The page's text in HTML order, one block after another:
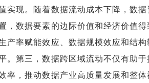
实现。随着数据流动成本下降，数
，数据要素的边际价值和经济价值
产率赋能效应、数据规模效应和结
。第三，数据跨区域流动不仅有助
率，推动数据产业高质量发展和整